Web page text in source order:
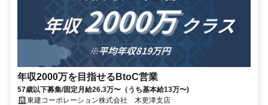
年収2000万を目指せるBtoC営業
57歳以下募集/固定月給26.3万〜（うち基本給13万〜)
東建コーポレーション株式会社 木更津支店